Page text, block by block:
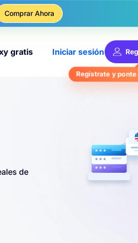
Comprar Ahora
gratis Iniciar sesión
Regístrate y ponte
de